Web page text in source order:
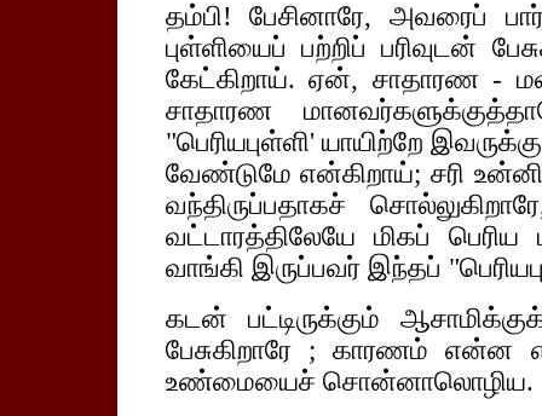
தம்பி! பேசினாரே, அவரைப்
புள்ளியைப் பற்றிப் பரிவுடன்
கேட்கிறாய். ஏன், சாதாரண -
சாதாரண
"பெரியபுள்ளி' யாயிற்றே
வேண்டுமே என்கிறாய்; சரி
வந்திருப்பதாகச்
வட்டாரத்திலேயே மிகப்
வாங்கி இருப்பவர் இந்தப்
கடன் பட்டிருக்கும்
பேசுகிறாரே ; காரணம் என்ன
உண்மையைச் சொன்னாலொழிய.